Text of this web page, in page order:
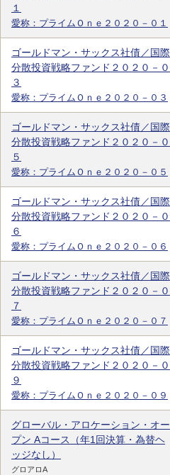
１
愛称：プライムＯｎｅ２０２０－０１
ゴールドマン・サックス社債／国際
分散投資戦略ファンド２０２０－０
３
愛称：プライムＯｎｅ２０２０－０３
ゴールドマン・サックス社債／国際
分散投資戦略ファンド２０２０－０
５
愛称：プライムＯｎｅ２０２０－０５
ゴールドマン・サックス社債／国際
分散投資戦略ファンド２０２０－０
６
愛称：プライムＯｎｅ２０２０－０６
ゴールドマン・サックス社債／国際
分散投資戦略ファンド２０２０－０
７
愛称：プライムＯｎｅ２０２０－０７
ゴールドマン・サックス社債／国際
分散投資戦略ファンド２０２０－０
９
愛称：プライムＯｎｅ２０２０－０９
グローバル・アロケーション・オー
プン Aコース（年1回決算・為替ヘ
ッジなし）
グロアロA